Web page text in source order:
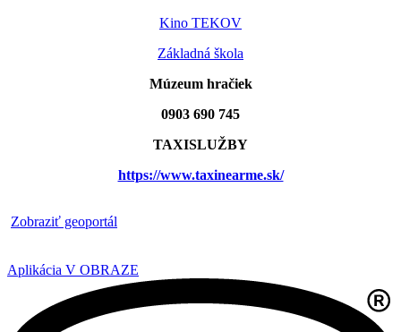
Kino TEKOV
Základná škola
Múzeum hračiek
0903 690 745
TAXISLUŽBY
https://www.taxinearme.sk/
Zobraziť geoportál
Aplikácia V OBRAZE